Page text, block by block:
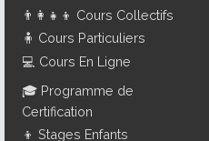
👨‍👩‍👧‍👦 Cours Collectifs
🧍 Cours Particuliers
💻 Cours En Ligne
🎓 Programme de
Certification
👦 Stages Enfants